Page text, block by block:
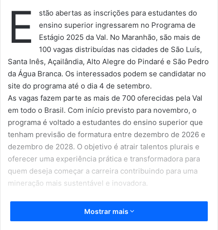
E
stão abertas as inscrições para estudantes do
ensino superior ingressarem no Programa de
Estágio 2025 da Val. No Maranhão, são mais de
100 vagas distribuídas nas cidades de São Luís,
Santa Inês, Açailândia, Alto Alegre do Pindaré e São Pedro
da Água Branca. Os interessados podem se candidatar no
site do programa até o dia 4 de setembro.
As vagas fazem parte as mais de 700 oferecidas pela Val
em todo o Brasil. Com início previsto para novembro, o
programa é voltado a estudantes do ensino superior que
tenham previsão de formatura entre dezembro de 2026 e
dezembro de 2028. O objetivo é atrair talentos plurais e
oferecer uma experiência prática e transformadora para
quem deseja começar a carreira contribuindo para uma
mineração mais sustentável e inovadora.
As vagas são para as áreas de Engenharias, Geologia,
Administração, Contabilidade, Comunicação e Tecnologia
Mostrar mais